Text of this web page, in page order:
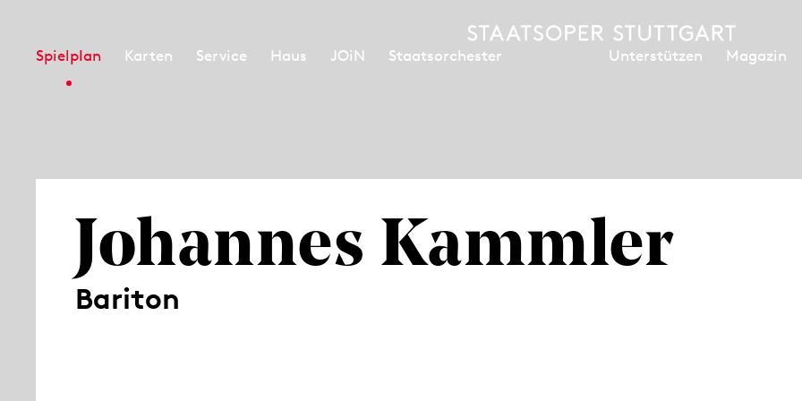
Spielplan Karten Service Haus JOiN Staatsorchester Unterstützen Magazin
Johannes Kammler
Bariton